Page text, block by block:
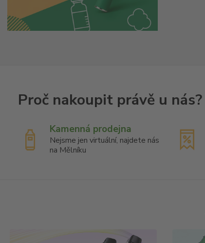
Kamenná prodejna
Nejsme jen virtuální, najdete nás
na Mělníku